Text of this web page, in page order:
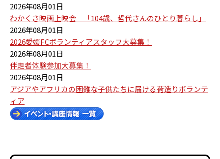
2026年08月01日
わかくさ映画上映会 「104歳、哲代さんのひとり暮らし」
2026年08月01日
2026愛媛FCボランティアスタッフ大募集！
2026年08月01日
伴走者体験参加大募集！
2026年08月01日
アジアやアフリカの困難な子供たちに届ける荷造りボランテ
ィア